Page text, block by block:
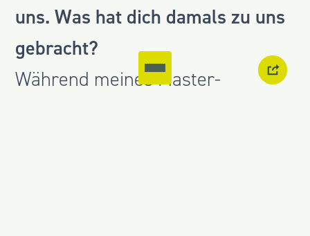
uns. Was hat dich damals zu uns
gebracht?
Während meines Master-